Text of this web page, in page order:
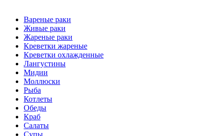
Вареные раки
Живые раки
Жареные раки
Креветки жареные
Креветки охлажденные
Лангустины
Мидии
Моллюски
Рыба
Котлеты
Обеды
Краб
Салаты